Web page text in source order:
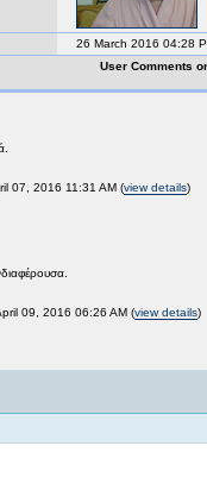
26 March 2016 04:28
User Comments
07, 2016 11:31 AM (view details)
09, 2016 06:26 AM (view details)